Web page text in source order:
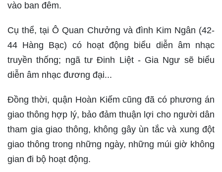
vào ban đêm.
Cụ thể, tại Ô Quan Chưởng và đình Kim Ngân (42-
44 Hàng Bạc) có hoạt động biểu diễn âm nhạc
truyền thống; ngã tư Đinh Liệt - Gia Ngư sẽ biểu
diễn âm nhạc đương đại...
Đồng thời, quận Hoàn Kiếm cũng đã có phương án
giao thông hợp lý, bảo đảm thuận lợi cho người dân
tham gia giao thông, không gây ùn tắc và xung đột
giao thông trong những ngày, những múi giờ không
gian đi bộ hoạt động.